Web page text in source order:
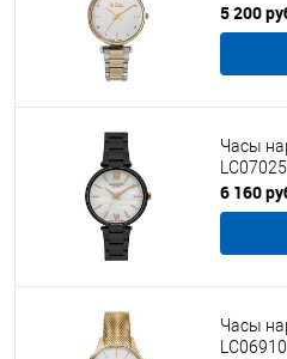
5 200
Часы
6 160
Часы